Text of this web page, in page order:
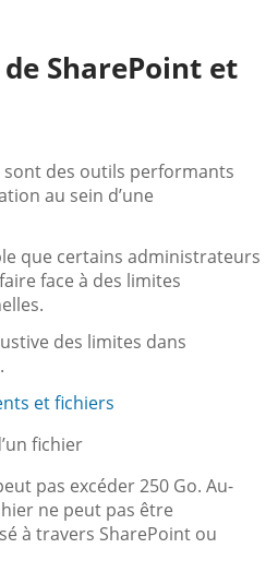
SharePoint et
sont des outils performants
au sein d’une
que certains administrateurs
face à des limites
des limites dans
et fichiers
fichier
pas excéder 250 Go. Au-
ne peut pas être
à travers SharePoint ou